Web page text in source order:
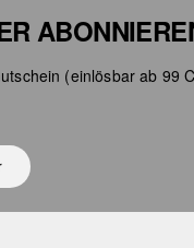
(einlösbar ab 99